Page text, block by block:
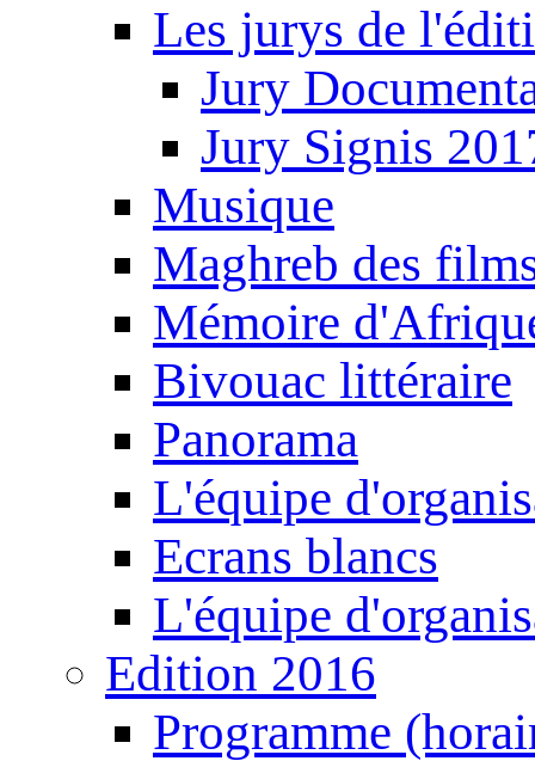
Les jurys de
Jury
Jury Signis
Musique
Maghreb des
Mémoire
Bivouac littéraire
Panorama
L'équipe
Ecrans blancs
L'équipe
Edition 2016
Programme